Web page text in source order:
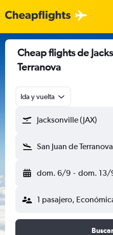
Cheap flights de
Terranova
Ida y vuelta
Jacksonville (JAX)
San Juan de
dom. 6/9 - dom. 13/
1 pasajero,